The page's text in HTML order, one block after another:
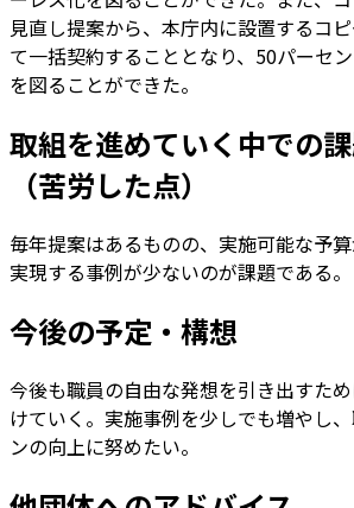
見直し提案から、本庁内に設置するコ
て一括契約することとなり、50パーセ
を図ることができた。
取組を進めていく中での
（苦労した点）
毎年提案はあるものの、実施可能な予算
実現する事例が少ないのが課題である。
今後の予定・構想
今後も職員の自由な発想を引き出すた
けていく。実施事例を少しでも増やし
ンの向上に努めたい。